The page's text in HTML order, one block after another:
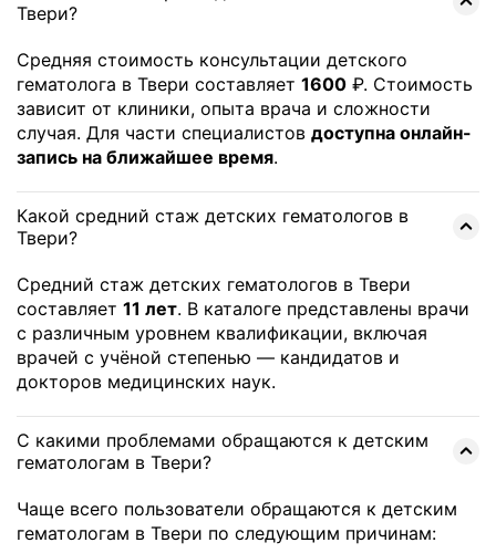
Твери?
Средняя стоимость консультации детского
гематолога в Твери составляет 1600 ₽. Стоимость
зависит от клиники, опыта врача и сложности
случая. Для части специалистов доступна онлайн-
запись на ближайшее время.
Какой средний стаж детских гематологов в
Твери?
Средний стаж детских гематологов в Твери
составляет 11 лет. В каталоге представлены врачи
с различным уровнем квалификации, включая
врачей с учёной степенью — кандидатов и
докторов медицинских наук.
С какими проблемами обращаются к детским
гематологам в Твери?
Чаще всего пользователи обращаются к детским
гематологам в Твери по следующим причинам: